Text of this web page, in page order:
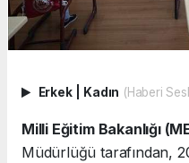
Erkek Kadın (Haberi
Milli Eğitim Bakanlığı
Müdürlüğü tarafından,